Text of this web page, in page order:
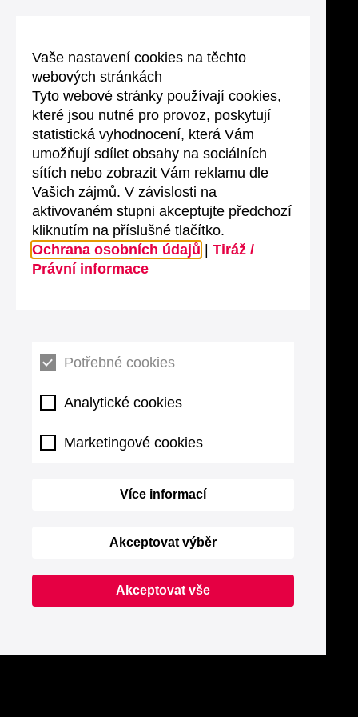
Vaše nastavení cookies na těchto
webových stránkách
Tyto webové stránky používají cookies,
které jsou nutné pro provoz, poskytují
statistická vyhodnocení, která Vám
umožňují sdílet obsahy na sociálních
sítích nebo zobrazit Vám reklamu dle
Vašich zájmů. V závislosti na
aktivovaném stupni akceptujte předchozí
kliknutím na příslušné tlačítko.
Ochrana osobních údajů
Tiráž /
Právní informace
Potřebné cookies
Analytické cookies
Marketingové cookies
Více informací
Akceptovat výběr
Akceptovat vše